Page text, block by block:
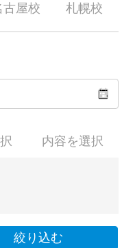
古屋校 札幌校
内容を選択
絞り込む